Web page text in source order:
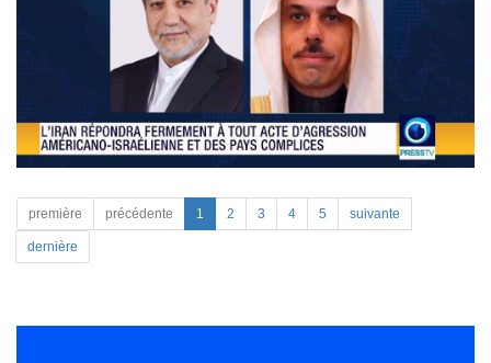
première précédente 1 2 3 4 5 suivante
dernière